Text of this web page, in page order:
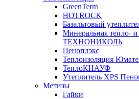
GreenTerm
HOTROCK
Базальтовый
Минеральная тепло- и
ТЕХНОНИКОЛЬ
Пеноплэкс
Теплоизоляция
ТеплоКНАУФ
Утеплитель XPS
Метизы
Гайки